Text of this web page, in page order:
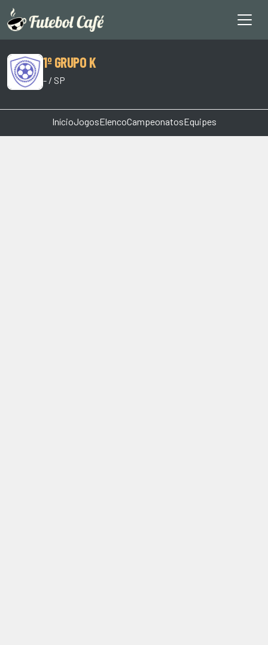
1º GRUPO K
- / SP
InícioJogosElencoCampeonatosEquipes